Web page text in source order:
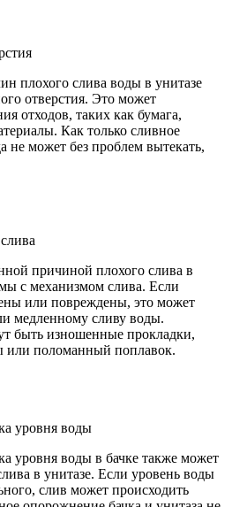
плохого слива воды в унитазе
отверстия. Это может
отходов, таких как бумага,
Как только сливное
не может без проблем вытекать,
причиной плохого слива в
с механизмом слива. Если
или повреждены, это может
медленному сливу воды.
быть изношенные прокладки,
или поломанный поплавок.
уровня воды
уровня воды в бачке также может
в унитазе. Если уровень воды
слив может происходить